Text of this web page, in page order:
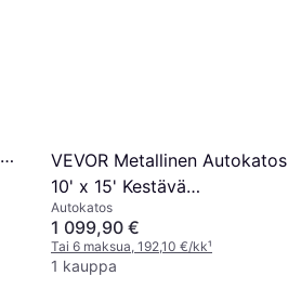
VEVOR Metallinen Autokatos
10' x 15' Kestävä
Ulkokäyttöön
Autokatos
1 099,90 €
Tai 6 maksua, 192,10 €/kk¹
1 kauppa